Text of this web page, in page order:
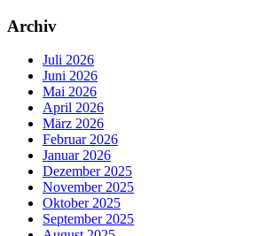
Archiv
Juli 2026
Juni 2026
Mai 2026
April 2026
März 2026
Februar 2026
Januar 2026
Dezember 2025
November 2025
Oktober 2025
September 2025